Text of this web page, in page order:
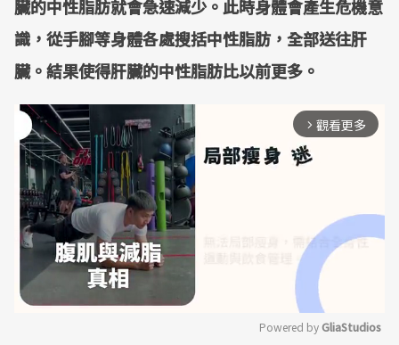
臟的中性脂肪就會急速減少。此時身體會產生危機意
識，從手腳等身體各處搜括中性脂肪，全部送往肝
臟。結果使得肝臟的中性脂肪比以前更多。
arrow_forward_ios 觀看更多
Powered by GliaStudios